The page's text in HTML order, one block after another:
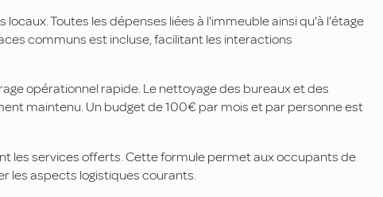
Toutes les dépenses liées à l'immeuble ainsi qu'à l'étage
communs est incluse, facilitant les interactions
opérationnel rapide. Le nettoyage des bureaux et des
maintenu. Un budget de 100€ par mois et par personne est
les services offerts. Cette formule permet aux occupants de
les aspects logistiques courants.